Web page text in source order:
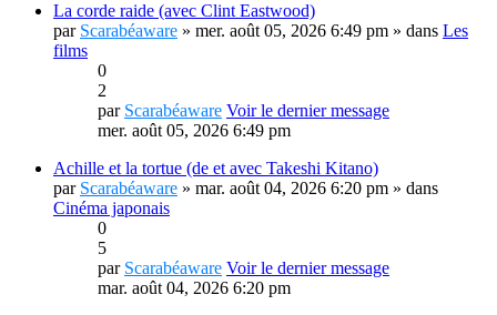
La corde raide (avec Clint Eastwood)
par Scarabéaware » mer. août 05, 2026 6:49 pm » dans Les
films
0
2
par Scarabéaware Voir le dernier message
mer. août 05, 2026 6:49 pm
Achille et la tortue (de et avec Takeshi Kitano)
par Scarabéaware » mar. août 04, 2026 6:20 pm » dans
Cinéma japonais
0
5
par Scarabéaware Voir le dernier message
mar. août 04, 2026 6:20 pm